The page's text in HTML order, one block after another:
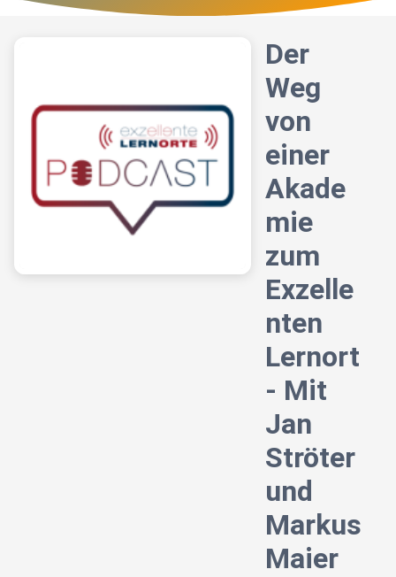
Der
Weg
von
einer
Akade
mie
zum
Exzelle
nten
Lernort
- Mit
Jan
Ströter
und
Markus
Maier